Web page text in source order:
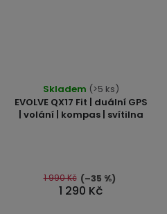
EVOLVE QX17 Fit | duální GPS
| volání | kompas | svítilna
Skladem (>5 ks)
1 290 Kč
1 990 Kč (–35 %)